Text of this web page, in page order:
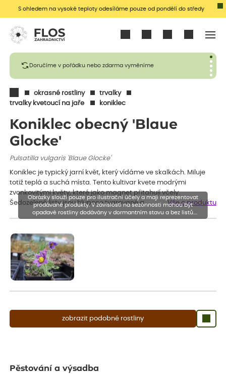
S ohledem na vysoké teploty odesíláme pouze od pondělí do středy
Doručíme v pořádku nebo zdarma vyměníme
okrasné rostliny
trvalky
trvalky kvetoucí na jaře
koniklec
Koniklec obecný 'Blaue
Glocke'
Pulsatilla vulgaris 'Blaue Glocke'
Koniklec je typický jarní květ, který vídáme ve skalkách. Miluje
totiž teplá a suchá místa. Tento kultivar kvete modrými
zvonkovitými květy, které jako magnet přitahují včely.
Šedozelené listy jsou hluboce tvarované a…
Vše o produktu
zobrazit podobné rostliny
Obrázky slouží pouze pro ilustrační účely a mají reprezentovat
prodávané produkty. V závislosti na sezónnosti mohou být
opadavé rostliny dodávány v dormantním stavu a bez listů.
Rostliny mohou být také sestřiženy níže, než je uvedená výška,
Pěstování a výsadba